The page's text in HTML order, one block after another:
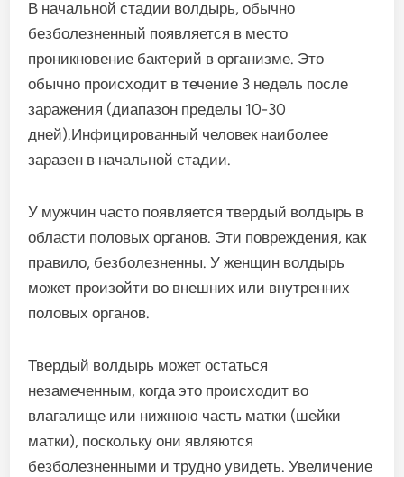
В начальной стадии волдырь, обычно
безболезненный появляется в место
проникновение бактерий в организме. Это
обычно происходит в течение 3 недель после
заражения (диапазон пределы 10-30
дней).Инфицированный человек наиболее
заразен в начальной стадии.
У мужчин часто появляется твердый волдырь в
области половых органов. Эти повреждения, как
правило, безболезненны. У женщин волдырь
может произойти во внешних или внутренних
половых органов.
Твердый волдырь может остаться
незамеченным, когда это происходит во
влагалище или нижнюю часть матки (шейки
матки), поскольку они являются
безболезненными и трудно увидеть. Увеличение